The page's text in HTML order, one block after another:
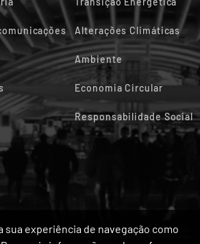
sua experiência de navegação como
Alterações Climáticas
Ambiente
Economia Circular
Responsabilidade Social